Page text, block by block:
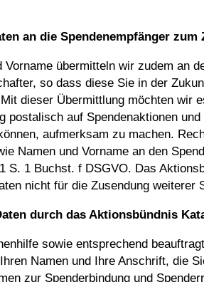
an die Spendenempfänger zum
übermitteln wir zudem an
so dass diese Sie in der
dieser Übermittlung möchten wir
postalisch auf Spendenaktionen
aufmerksam zu machen.
Namen und Vorname an den
S. 1 Buchst. f DSGVO. Das
nicht für die Zusendung weiterer
durch das Aktionsbündnis
sowie entsprechend
Namen und Ihre Anschrift, die
zur Spenderbindung und